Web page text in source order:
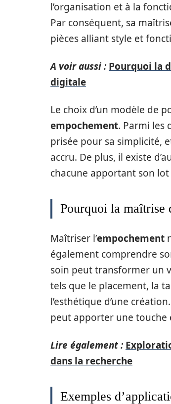
l’organisation et à la
Par conséquent, sa
pièces alliant style et
A voir aussi : Pourquoi la
digitale
Le choix d’un modèle de
empochement. Parmi les
prisée pour sa simplicité,
accru. De plus, il existe
chacune apportant son
Pourquoi la maîtrise
Maîtriser l’empochement
également comprendre
soin peut transformer un
tels que le placement, la
l’esthétique d’une
peut apporter une touche
Lire également :
dans la recherche
Exemples